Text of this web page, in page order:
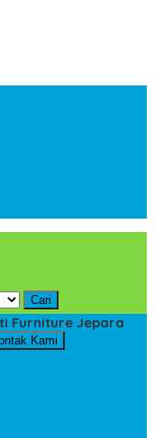
Cari
Furniture Jepara
Kami